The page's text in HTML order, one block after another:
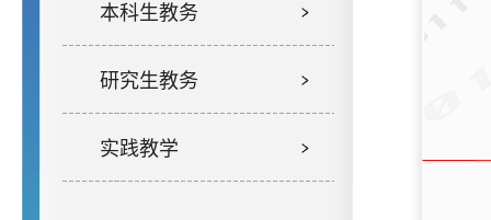
本科生教务
研究生教务
实践教学